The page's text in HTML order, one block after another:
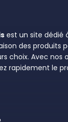
est un site dédié
des produits
choix. Avec nos
rapidement le